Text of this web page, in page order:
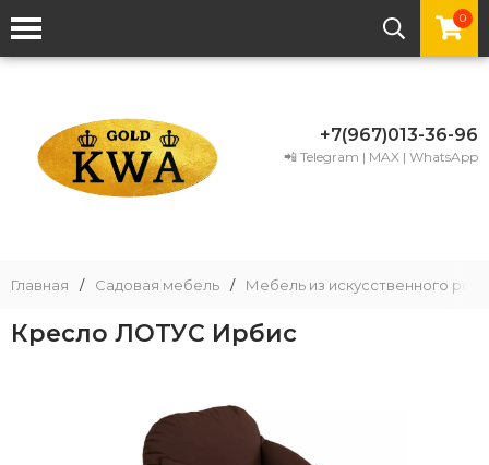
0
+7(967)013-36-96
📲 Telegram | MAX | WhatsApp
Главная / Садовая мебель / Мебель из искусственного
Кресло ЛОТУС Ирбис